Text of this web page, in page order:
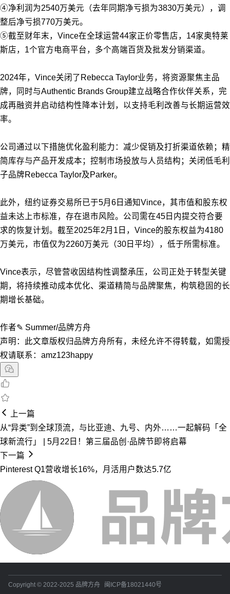
④净利润为2540万美元（去年同期净亏损为3830万美元），调
整后净亏损770万美元。
⑤截至财年末，Vince在全球运营44家正价零售店，14家奥特莱
斯店，1个官方电商平台，多个高端百货及批发分销渠道。
2024年，Vince关闭了Rebecca Taylor业务，将资源聚焦主品
牌，同时与Authentic Brands Group建立战略合作伙伴关系，完
成再融资并启动结构性降本计划，以支持毛利改善与长期运营效
率。
公司通过以下措施优化盈利能力：减少促销及打折渠道依赖；精
简库存与产品开发成本；控制市场投放与人员结构；关闭低毛利
子品牌Rebecca Taylor及Parker。
此外，纽约证券交易所已于5月6日通知Vince，其市值和股东权
益未达上市标准，存在退市风险。公司需在45日内提交符合要
求的恢复计划。截至2025年2月1日，Vince的股东权益为4180
万美元，市值仅为2260万美元（30日平均），低于所需标准。
Vince表示，尽管营收因结构性调整承压，公司正处于转型关键
期，将持续推动成本优化、渠道精简与品牌聚焦，构筑稳固的长
期增长基础。
作者✎ Summer/品牌方舟
声明：此文章版权归品牌方舟所有，未经允许不得转载，如需授
权请联系：amz123happy
上一篇
从“异类”到全球顶流，与比亚迪、九号、内外……一起解码「全
球新流行」 | 5月22日！第三届品创·品牌节即将启幕
下一篇
Pinterest Q1营收增长16%，月活用户数达5.7亿
Copyright © 2022-2025 品牌方舟 闽ICP备18021440号